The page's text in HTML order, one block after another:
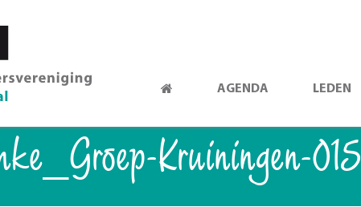
AGENDA LEDEN
Kruiningen-015